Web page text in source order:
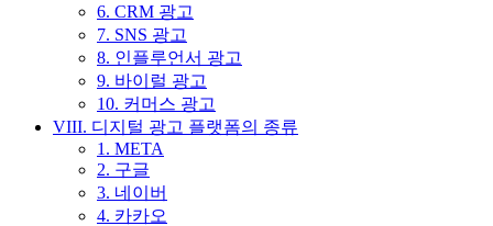
6. CRM 광고
7. SNS 광고
8. 인플루언서 광고
9. 바이럴 광고
10. 커머스 광고
VIII. 디지털 광고 플랫폼의 종류
1. META
2. 구글
3. 네이버
4. 카카오